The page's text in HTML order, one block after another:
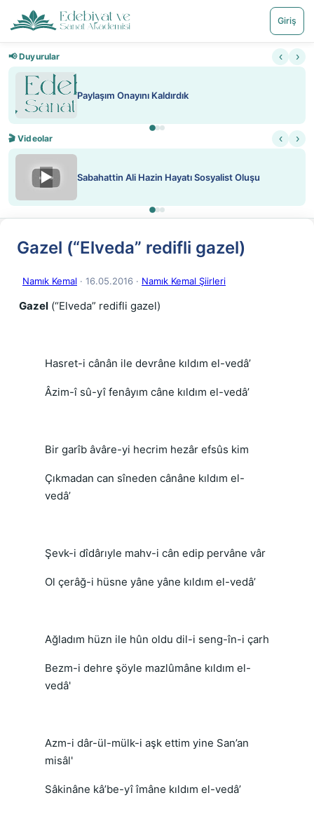
Giriş
📢 Duyurular ‹ ›
Paylaşım Onayını Kaldırdık
🎬 Videolar ‹ ›
▶ Sabahattin Ali Hazin Hayatı Sosyalist Oluşu
Gazel (“Elveda” redifli gazel)
Namık Kemal · 16.05.2016 · Namık Kemal Şiirleri
Gazel (“Elveda” redifli gazel)
Hasret-i cânân ile devrâne kıldım el-vedâ’
Âzim-î sû-yî fenâyım câne kıldım el-vedâ’
Bir garîb âvâre-yi hecrim hezâr efsûs kim
Çıkmadan can sîneden cânâne kıldım el-
vedâ’
Şevk-i dîdârıyle mahv-i cân edip pervâne vâr
Ol çerâğ-i hüsne yâne yâne kıldım el-vedâ’
Ağladım hüzn ile hûn oldu dil-i seng-în-i çarh
Bezm-i dehre şöyle mazlûmâne kıldım el-
vedâ'
Azm-i dâr-ül-mülk-i aşk ettim yine San’an
misâl'
Sâkinâne kâ’be-yî îmâne kıldım el-vedâ’